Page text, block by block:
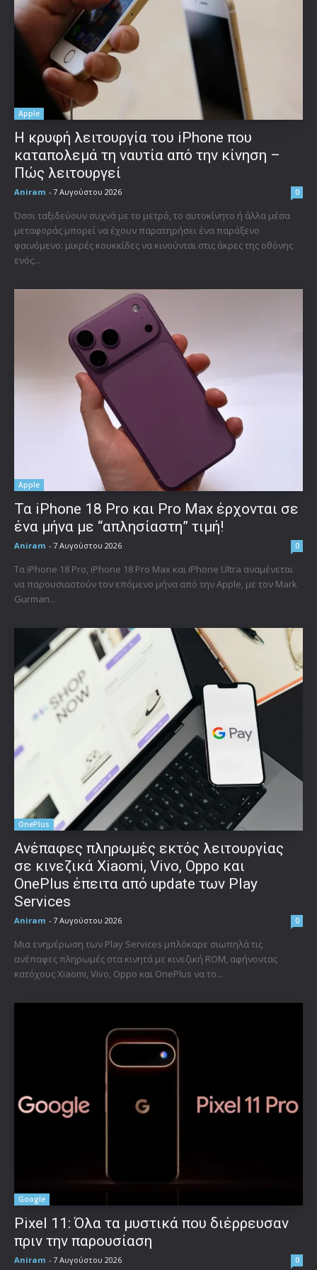
Apple
Η κρυφή λειτουργία του iPhone που
καταπολεμά τη ναυτία από την κίνηση –
Πώς λειτουργεί
Aniram - 7 Αυγούστου 2026 0
Όσοι ταξιδεύουν συχνά με το μετρό, το αυτοκίνητο ή άλλα μέσα
μεταφοράς μπορεί να έχουν παρατηρήσει ένα παράξενο
φαινόμενο: μικρές κουκκίδες να κινούνται στις άκρες της οθόνης
ενός...
Apple
Τα iPhone 18 Pro και Pro Max έρχονται σε
ένα μήνα με “απλησίαστη” τιμή!
Aniram - 7 Αυγούστου 2026 0
Τα iPhone 18 Pro, iPhone 18 Pro Max και iPhone Ultra αναμένεται
να παρουσιαστούν τον επόμενο μήνα από την Apple, με τον Mark
Gurman...
OnePlus
Ανέπαφες πληρωμές εκτός λειτουργίας
σε κινεζικά Xiaomi, Vivo, Oppo και
OnePlus έπειτα από update των Play
Services
Aniram - 7 Αυγούστου 2026 0
Μια ενημέρωση των Play Services μπλόκαρε σιωπηλά τις
ανέπαφες πληρωμές στα κινητά με κινεζική ROM, αφήνοντας
κατόχους Xiaomi, Vivo, Oppo και OnePlus να το...
Google
Pixel 11: Όλα τα μυστικά που διέρρευσαν
πριν την παρουσίαση
Aniram - 7 Αυγούστου 2026 0